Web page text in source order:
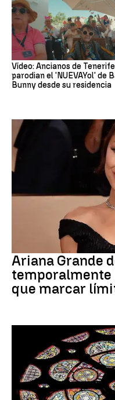
Vídeo: Ancianos de Tenerife
parodian el 'NUEVAYol' de
Bunny desde su residencia
Ariana Grande
temporalmente
que marcar